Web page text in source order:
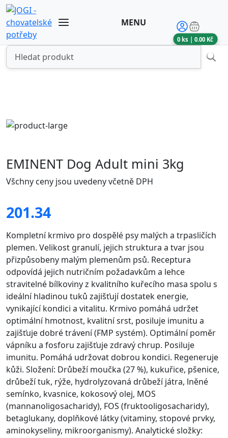
MENU
0 ks |0.00 Kč
EMINENT Dog Adult mini 3kg
Všchny ceny jsou uvedeny včetně DPH
201.34
Kompletní krmivo pro dospělé psy malých a trpasličích
plemen. Velikost granulí, jejich struktura a tvar jsou
přizpůsobeny malým plemenům psů. Receptura
odpovídá jejich nutričním požadavkům a lehce
stravitelné bílkoviny z kvalitního kuřecího masa spolu s
ideální hladinou tuků zajišťují dostatek energie,
vynikající kondici a vitalitu. Krmivo pomáhá udržet
optimální hmotnost, kvalitní srst, posiluje imunitu a
zajišťuje dobré trávení (FMP systém). Optimální poměr
vápníku a fosforu zajišťuje zdravý chrup. Posiluje
imunitu. Pomáhá udržovat dobrou kondici. Regeneruje
kůži. Složení: Drůbeží moučka (27 %), kukuřice, pšenice,
drůbeží tuk, rýže, hydrolyzovaná drůbeží játra, lněné
semínko, kvasnice, kokosový olej, MOS
(mannanoligosacharidy), FOS (fruktooligosacharidy),
betaglukany, doplňkové látky (vitaminy, stopové prvky,
aminokyseliny, mikroorganismy). Analytické složky: